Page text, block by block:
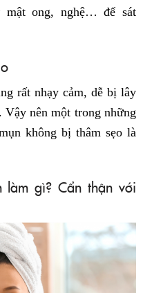
mật ong, nghệ… để sát
rất nhạy cảm, dễ bị lây
nên một trong những
không bị thâm sẹo là
gì? Cẩn thận với